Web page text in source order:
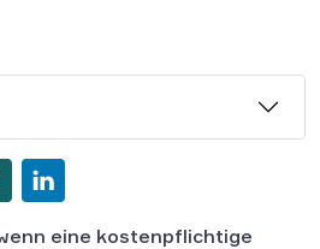
eine kostenpflichtige